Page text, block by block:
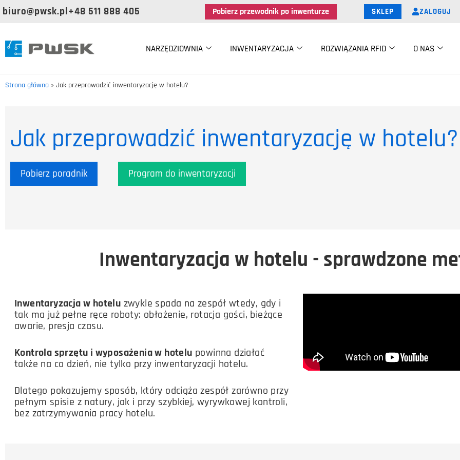
biuro@pwsk.pl+48 511 888 405 Pobierz przewodnik po inwenturze SKLEP ZALOGUJ
NARZĘDZIOWNIA INWENTARYZACJA ROZWIĄZANIA RFID O NAS
Strona główna » Jak przeprowadzić inwentaryzację w hotelu?
Jak przeprowadzić inwentaryzację w hotelu?
Pobierz poradnik Program do inwentaryzacji
Inwentaryzacja w hotelu - sprawdzone
Inwentaryzacja w hotelu zwykle spada na zespół wtedy, gdy i
tak ma już pełne ręce roboty: obłożenie, rotacja gości, bieżące
awarie, presja czasu.
Kontrola sprzętu i wyposażenia w hotelu powinna działać
także na co dzień, nie tylko przy inwentaryzacji hotelu.
Dlatego pokazujemy sposób, który odciąża zespół zarówno przy
pełnym spisie z natury, jak i przy szybkiej, wyrywkowej kontroli,
bez zatrzymywania pracy hotelu.